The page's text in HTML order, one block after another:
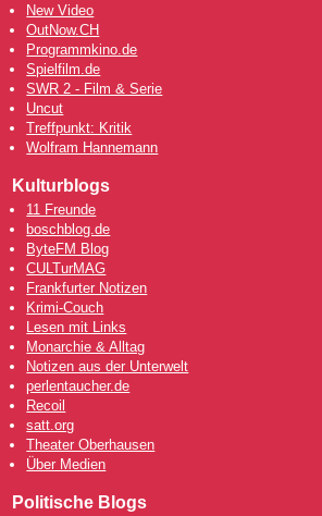
New Video
OutNow.CH
Programmkino.de
Spielfilm.de
SWR 2 - Film & Serie
Uncut
Treffpunkt: Kritik
Wolfram Hannemann
Kulturblogs
11 Freunde
boschblog.de
ByteFM Blog
CULTurMAG
Frankfurter Notizen
Krimi-Couch
Lesen mit Links
Monarchie & Alltag
Notizen aus der Unterwelt
perlentaucher.de
Recoil
satt.org
Theater Oberhausen
Über Medien
Politische Blogs